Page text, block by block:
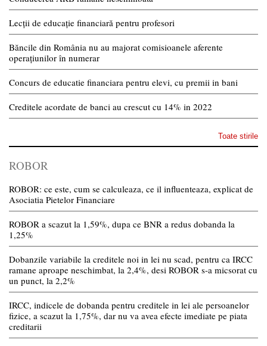
Lecții de educație financiară pentru profesori
Băncile din România nu au majorat comisioanele aferente
operațiunilor în numerar
Concurs de educatie financiara pentru elevi, cu premii in bani
Creditele acordate de banci au crescut cu 14% in 2022
Toate stirile
ROBOR
ROBOR: ce este, cum se calculeaza, ce il influenteaza, explicat de
Asociatia Pietelor Financiare
ROBOR a scazut la 1,59%, dupa ce BNR a redus dobanda la
1,25%
Dobanzile variabile la creditele noi in lei nu scad, pentru ca IRCC
ramane aproape neschimbat, la 2,4%, desi ROBOR s-a micsorat cu
un punct, la 2,2%
IRCC, indicele de dobanda pentru creditele in lei ale persoanelor
fizice, a scazut la 1,75%, dar nu va avea efecte imediate pe piata
creditarii